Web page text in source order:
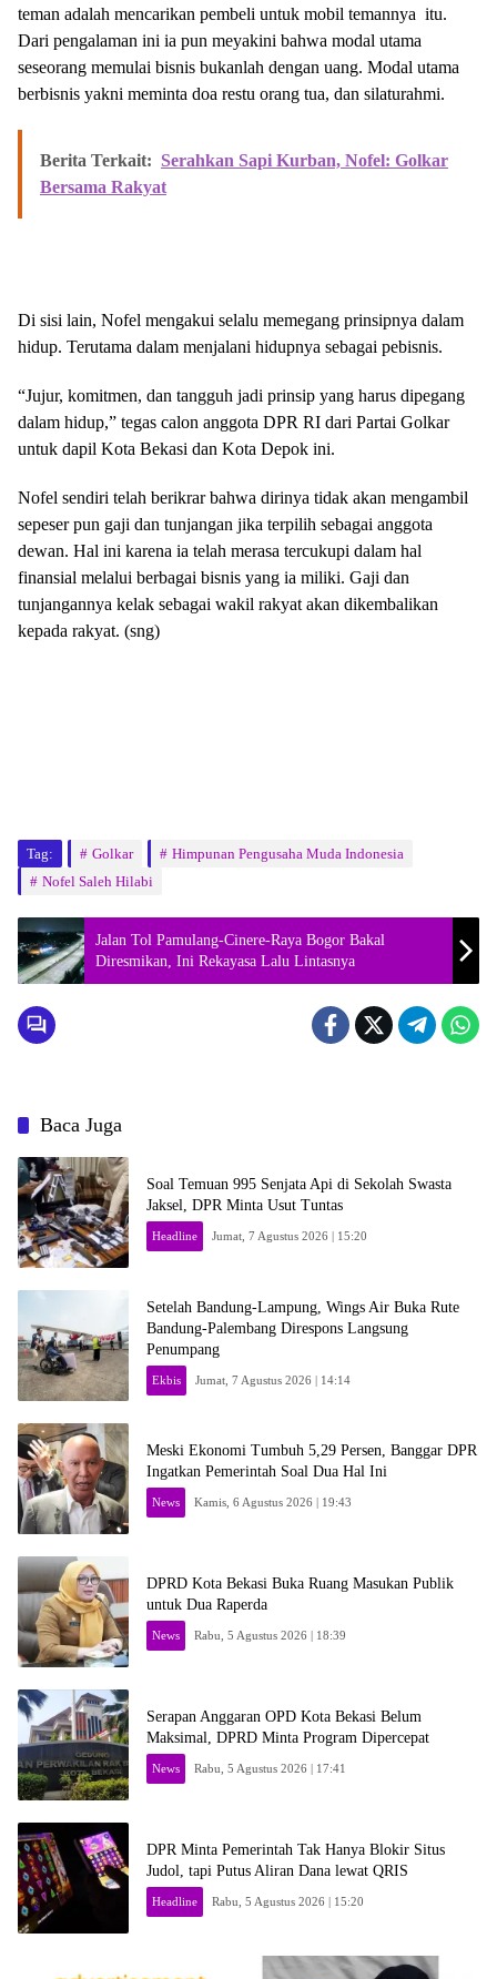
teman adalah mencarikan pembeli untuk mobil temannya itu.
Dari pengalaman ini ia pun meyakini bahwa modal utama
seseorang memulai bisnis bukanlah dengan uang. Modal utama
berbisnis yakni meminta doa restu orang tua, dan silaturahmi.
Berita Terkait: Serahkan Sapi Kurban, Nofel: Golkar
Bersama Rakyat
Di sisi lain, Nofel mengakui selalu memegang prinsipnya dalam
hidup. Terutama dalam menjalani hidupnya sebagai pebisnis.
“Jujur, komitmen, dan tangguh jadi prinsip yang harus dipegang
dalam hidup,” tegas calon anggota DPR RI dari Partai Golkar
untuk dapil Kota Bekasi dan Kota Depok ini.
Nofel sendiri telah berikrar bahwa dirinya tidak akan mengambil
sepeser pun gaji dan tunjangan jika terpilih sebagai anggota
dewan. Hal ini karena ia telah merasa tercukupi dalam hal
finansial melalui berbagai bisnis yang ia miliki. Gaji dan
tunjangannya kelak sebagai wakil rakyat akan dikembalikan
kepada rakyat. (sng)
Tag: Golkar
Himpunan Pengusaha Muda Indonesia
Nofel Saleh Hilabi
Jalan Tol Pamulang-Cinere-Raya Bogor Bakal
Diresmikan, Ini Rekayasa Lalu Lintasnya
Baca Juga
Soal Temuan 995 Senjata Api di Sekolah Swasta
Jaksel, DPR Minta Usut Tuntas
Headline Jumat, 7 Agustus 2026 | 15:20
Setelah Bandung-Lampung, Wings Air Buka Rute
Bandung-Palembang Direspons Langsung
Penumpang
Ekbis Jumat, 7 Agustus 2026 | 14:14
Meski Ekonomi Tumbuh 5,29 Persen, Banggar DPR
Ingatkan Pemerintah Soal Dua Hal Ini
News Kamis, 6 Agustus 2026 | 19:43
DPRD Kota Bekasi Buka Ruang Masukan Publik
untuk Dua Raperda
News Rabu, 5 Agustus 2026 | 18:39
Serapan Anggaran OPD Kota Bekasi Belum
Maksimal, DPRD Minta Program Dipercepat
News Rabu, 5 Agustus 2026 | 17:41
DPR Minta Pemerintah Tak Hanya Blokir Situs
Judol, tapi Putus Aliran Dana lewat QRIS
Headline Rabu, 5 Agustus 2026 | 15:20